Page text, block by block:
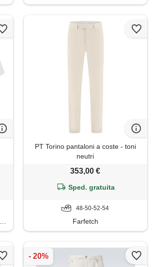
PT Torino pantaloni a coste - toni
neutri
353,00 €
Sped. gratuita
48-50-52-54
Farfetch